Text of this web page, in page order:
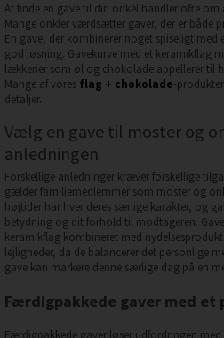
At finde en gave til din onkel handler ofte om
Mange onkler værdsætter gaver, der er både
En gave, der kombinerer noget spiseligt
god løsning. Gavekurve med et keramikflag
lækkerier som øl og chokolade appellerer til
Mange af vores flag + chokolade-
detaljer.
Vælg en gave til moster og
anledningen
Forskellige anledninger kræver forskellige
gælder familiemedlemmer som moster og
højtider har hver deres særlige karakter, og
betydning og dit forhold til modtageren.
keramikflag kombineret med
lejligheder, da de balancerer det personlige
gave kan markere denne særlige dag på en
Færdigpakkede gaver med et
Færdigpakkede gaver løser udfordringen